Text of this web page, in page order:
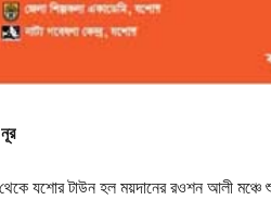
যশোর টাউন হল ময়দানের রওশন আলী মঞ্চে